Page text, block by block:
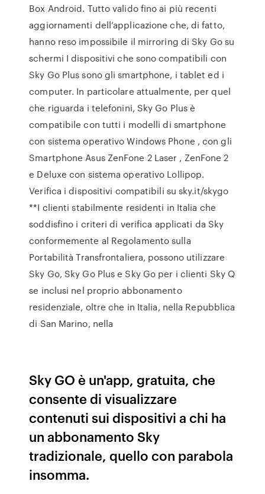
Box Android. Tutto valido fino ai più recenti
aggiornamenti dell’applicazione che, di fatto,
hanno reso impossibile il mirroring di Sky Go su
schermi I dispositivi che sono compatibili con
Sky Go Plus sono gli smartphone, i tablet ed i
computer. In particolare attualmente, per quel
che riguarda i telefonini, Sky Go Plus è
compatibile con tutti i modelli di smartphone
con sistema operativo Windows Phone , con gli
Smartphone Asus ZenFone 2 Laser , ZenFone 2
e Deluxe con sistema operativo Lollipop.
Verifica i dispositivi compatibili su sky.it/skygo
**I clienti stabilmente residenti in Italia che
soddisfino i criteri di verifica applicati da Sky
conformemente al Regolamento sulla
Portabilità Transfrontaliera, possono utilizzare
Sky Go, Sky Go Plus e Sky Go per i clienti Sky Q
se inclusi nel proprio abbonamento
residenziale, oltre che in Italia, nella Repubblica
di San Marino, nella
Sky GO è un'app, gratuita, che
consente di visualizzare
contenuti sui dispositivi a chi ha
un abbonamento Sky
tradizionale, quello con parabola
insomma.